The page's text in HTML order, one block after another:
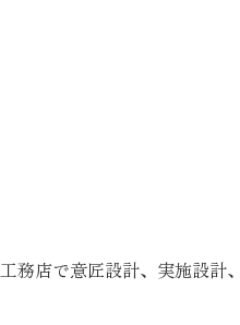
務店で意匠設計、実施設計